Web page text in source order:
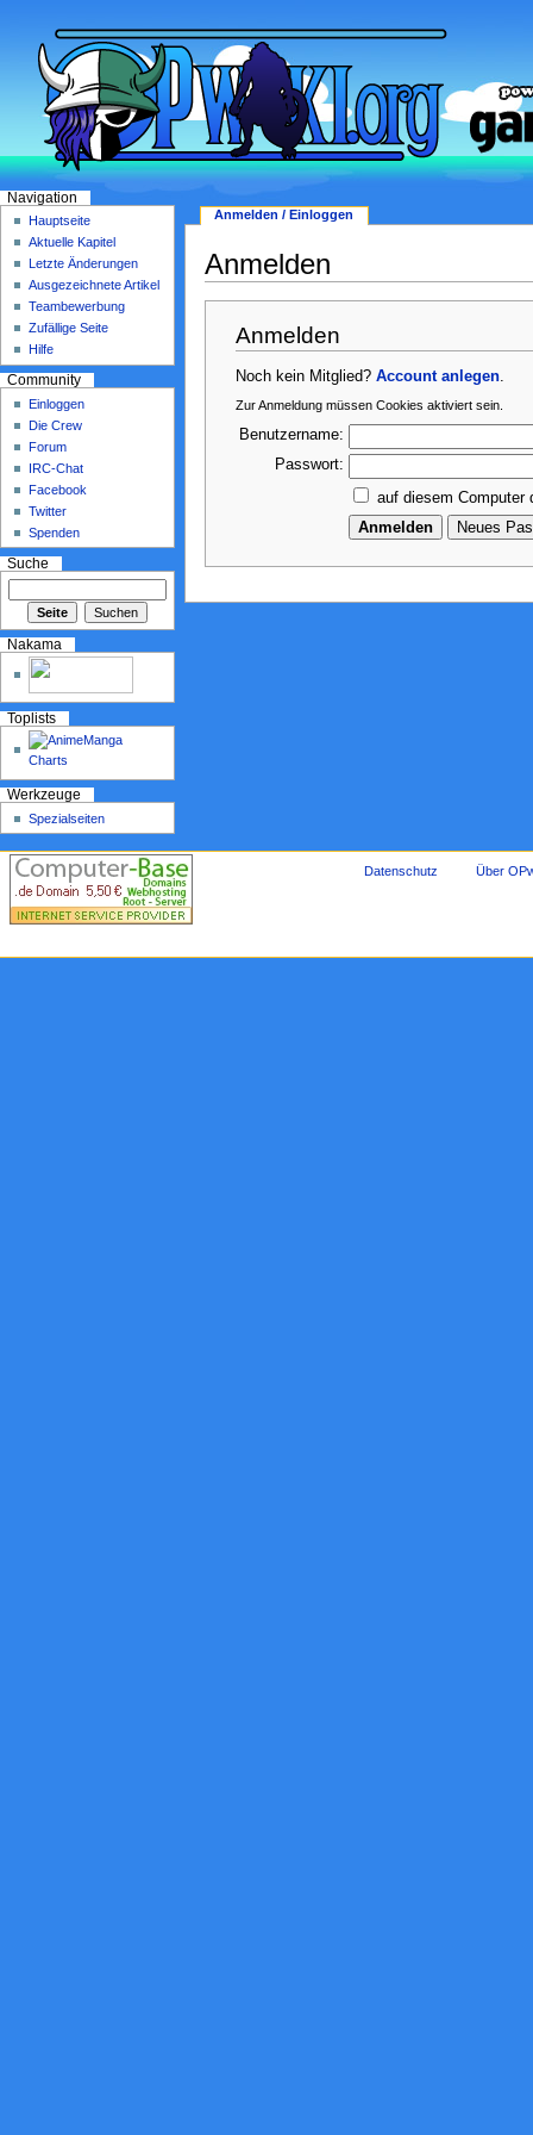
Anmelden
Anmelden
Noch kein Mitglied?Account anlegen
Zur Anmeldung müssen Cookies aktiviert sein.
Benutzername:
Passwort:
auf diesem Computer
Anmelden / Einloggen
Navigation
Hauptseite
Aktuelle Kapitel
Letzte Änderungen
Ausgezeichnete Artikel
Teambewerbung
Zufällige Seite
Hilfe
Community
Einloggen
Die Crew
Forum
IRC-Chat
Facebook
Twitter
Spenden
Suche
Nakama
Toplists
Werkzeuge
Spezialseiten
Datenschutz Über